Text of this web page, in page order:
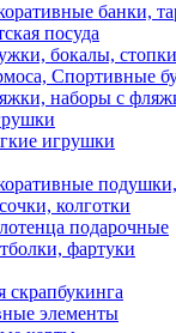
банки,
посуда
бокалы,
Спортивные
наборы с
игрушки
колготки
подарочные
фартуки
скрапбукинга
элементы